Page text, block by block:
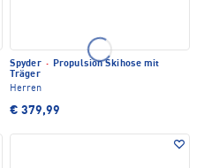
Spyder · Propulsion Skihose mit
Träger
Herren
€ 379,99